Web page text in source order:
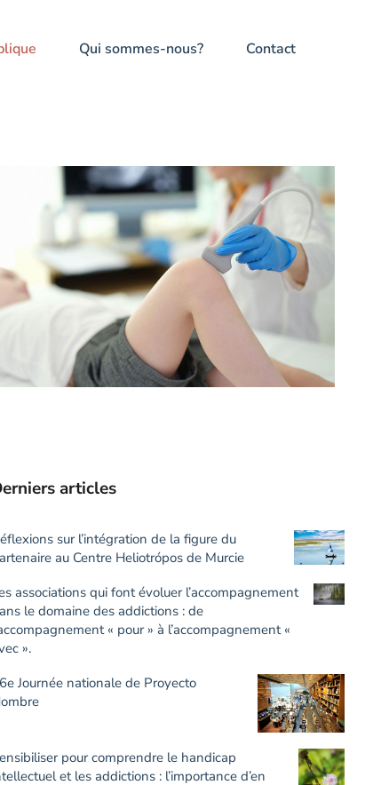
Qui sommes-nous? Contact
articles
sur l’intégration de la figure du
au Centre Heliotrópos de Murcie
associations qui font évoluer l’accompagnement
le domaine des addictions : de
« pour » à l’accompagnement «
».
Journée nationale de Proyecto
pour comprendre le handicap
et les addictions : l’importance d’en